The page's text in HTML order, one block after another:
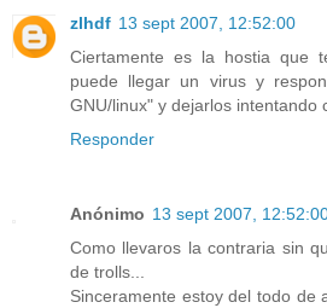
zlhdf 13 sept 2007, 12:52:00
Ciertamente es la hostia que
puede llegar un virus y
GNU/linux" y dejarlos intentando
Responder
Anónimo 13 sept 2007,
Como llevaros la contraria sin
de trolls...
Sinceramente estoy del todo de